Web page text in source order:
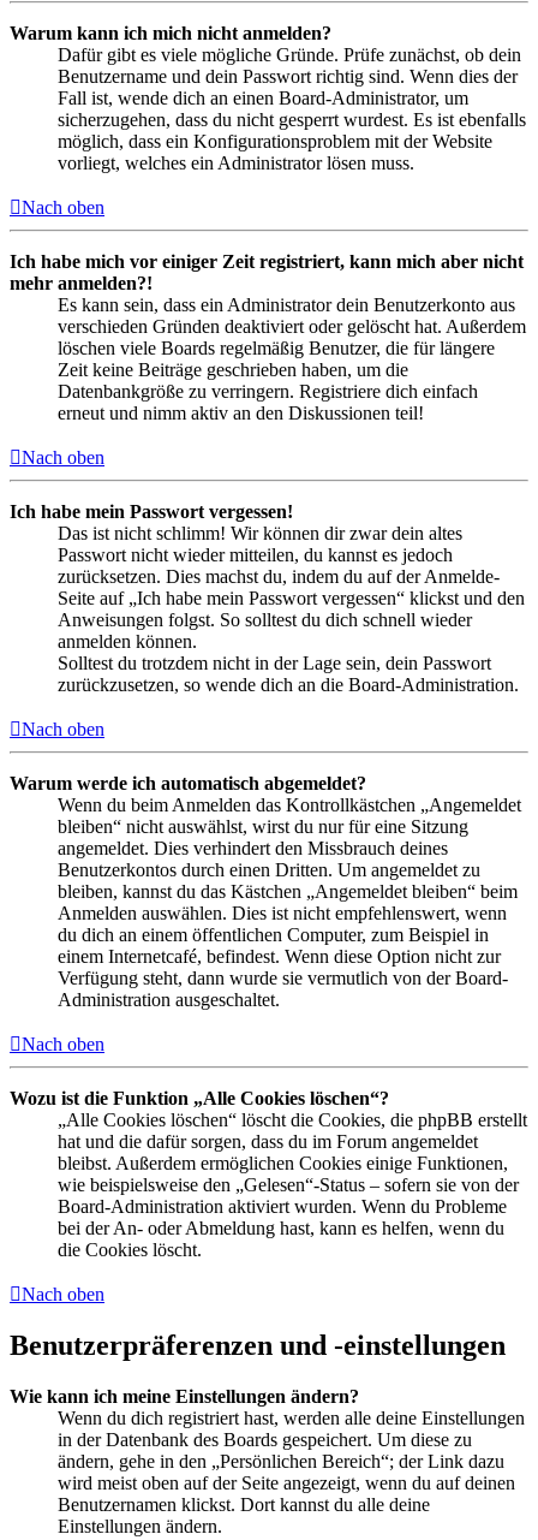
Warum kann ich mich nicht anmelden?
Dafür gibt es viele mögliche Gründe. Prüfe zunächst, ob dein
Benutzername und dein Passwort richtig sind. Wenn dies der
Fall ist, wende dich an einen Board-Administrator, um
sicherzugehen, dass du nicht gesperrt wurdest. Es ist ebenfalls
möglich, dass ein Konfigurationsproblem mit der Website
vorliegt, welches ein Administrator lösen muss.
Nach oben
Ich habe mich vor einiger Zeit registriert, kann mich aber nicht
mehr anmelden?!
Es kann sein, dass ein Administrator dein Benutzerkonto aus
verschieden Gründen deaktiviert oder gelöscht hat. Außerdem
löschen viele Boards regelmäßig Benutzer, die für längere
Zeit keine Beiträge geschrieben haben, um die
Datenbankgröße zu verringern. Registriere dich einfach
erneut und nimm aktiv an den Diskussionen teil!
Nach oben
Ich habe mein Passwort vergessen!
Das ist nicht schlimm! Wir können dir zwar dein altes
Passwort nicht wieder mitteilen, du kannst es jedoch
zurücksetzen. Dies machst du, indem du auf der Anmelde-
Seite auf „Ich habe mein Passwort vergessen“ klickst und den
Anweisungen folgst. So solltest du dich schnell wieder
anmelden können.
Solltest du trotzdem nicht in der Lage sein, dein Passwort
zurückzusetzen, so wende dich an die Board-Administration.
Nach oben
Warum werde ich automatisch abgemeldet?
Wenn du beim Anmelden das Kontrollkästchen „Angemeldet
bleiben“ nicht auswählst, wirst du nur für eine Sitzung
angemeldet. Dies verhindert den Missbrauch deines
Benutzerkontos durch einen Dritten. Um angemeldet zu
bleiben, kannst du das Kästchen „Angemeldet bleiben“ beim
Anmelden auswählen. Dies ist nicht empfehlenswert, wenn
du dich an einem öffentlichen Computer, zum Beispiel in
einem Internetcafé, befindest. Wenn diese Option nicht zur
Verfügung steht, dann wurde sie vermutlich von der Board-
Administration ausgeschaltet.
Nach oben
Wozu ist die Funktion „Alle Cookies löschen“?
„Alle Cookies löschen“ löscht die Cookies, die phpBB erstellt
hat und die dafür sorgen, dass du im Forum angemeldet
bleibst. Außerdem ermöglichen Cookies einige Funktionen,
wie beispielsweise den „Gelesen“-Status – sofern sie von der
Board-Administration aktiviert wurden. Wenn du Probleme
bei der An- oder Abmeldung hast, kann es helfen, wenn du
die Cookies löscht.
Nach oben
Benutzerpräferenzen und -einstellungen
Wie kann ich meine Einstellungen ändern?
Wenn du dich registriert hast, werden alle deine Einstellungen
in der Datenbank des Boards gespeichert. Um diese zu
ändern, gehe in den „Persönlichen Bereich“; der Link dazu
wird meist oben auf der Seite angezeigt, wenn du auf deinen
Benutzernamen klickst. Dort kannst du alle deine
Einstellungen ändern.